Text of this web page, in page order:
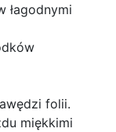
łagodnymi
folii.
miękkimi